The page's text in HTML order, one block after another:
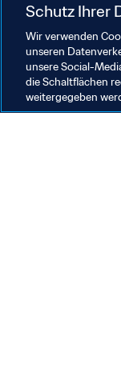
Mehr
Schutz Ihrer
Wir verwenden
unseren
unsere Social-
die Schaltflächen
weitergegeben